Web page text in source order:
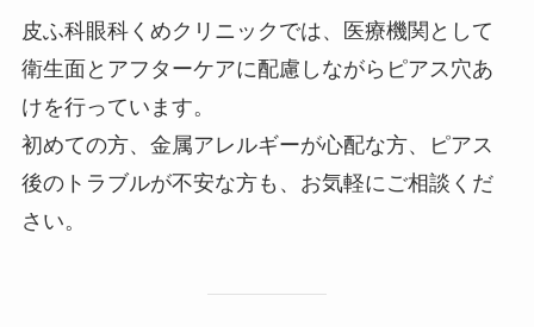
皮ふ科眼科くめクリニックでは、医療機関として
衛生面とアフターケアに配慮しながらピアス穴あ
けを行っています。
初めての方、金属アレルギーが心配な方、ピアス
後のトラブルが不安な方も、お気軽にご相談くだ
さい。